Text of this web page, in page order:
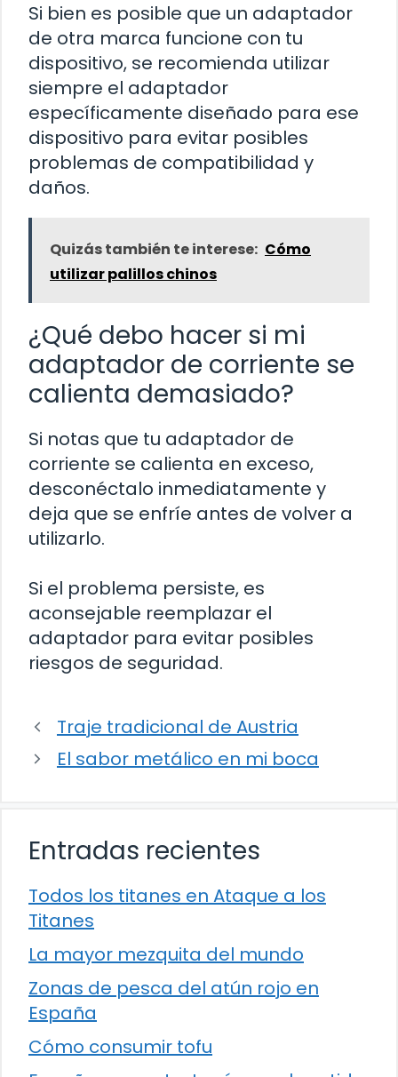
Si bien es posible que un adaptador
de otra marca funcione con tu
dispositivo, se recomienda utilizar
siempre el adaptador
específicamente diseñado para ese
dispositivo para evitar posibles
problemas de compatibilidad y
daños.
Quizás también te interese: Cómo
utilizar palillos chinos
¿Qué debo hacer si mi
adaptador de corriente se
calienta demasiado?
Si notas que tu adaptador de
corriente se calienta en exceso,
desconéctalo inmediatamente y
deja que se enfríe antes de volver a
utilizarlo.
Si el problema persiste, es
aconsejable reemplazar el
adaptador para evitar posibles
riesgos de seguridad.
Traje tradicional de Austria
El sabor metálico en mi boca
Entradas recientes
Todos los titanes en Ataque a los
Titanes
La mayor mezquita del mundo
Zonas de pesca del atún rojo en
España
Cómo consumir tofu